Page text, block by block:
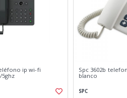
ip wi-fi
5ghz
Spc 3602b
blanco
SPC